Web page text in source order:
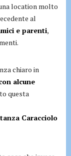
location molto
al
e parenti,
chiaro in
alcune
questa
Caracciolo